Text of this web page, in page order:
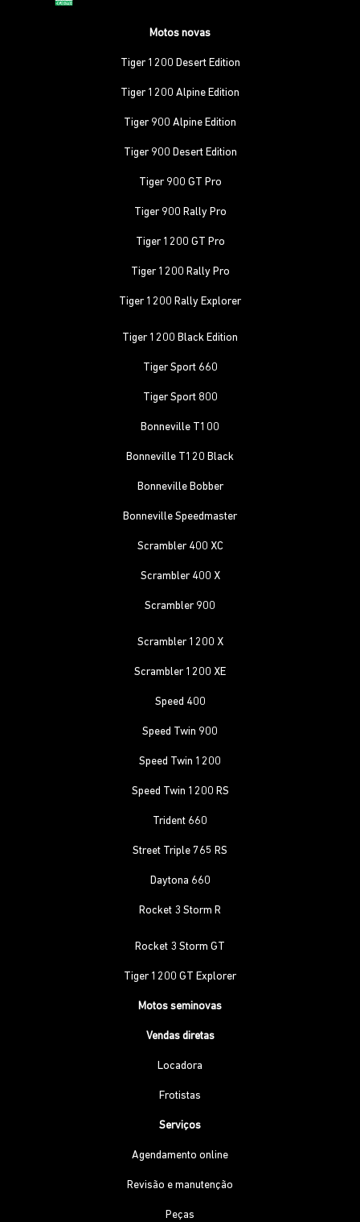
Motos novas
Tiger 1200 Desert Edition
Tiger 1200 Alpine Edition
Tiger 900 Alpine Edition
Tiger 900 Desert Edition
Tiger 900 GT Pro
Tiger 900 Rally Pro
Tiger 1200 GT Pro
Tiger 1200 Rally Pro
Tiger 1200 Rally Explorer
Tiger 1200 Black Edition
Tiger Sport 660
Tiger Sport 800
Bonneville T100
Bonneville T120 Black
Bonneville Bobber
Bonneville Speedmaster
Scrambler 400 XC
Scrambler 400 X
Scrambler 900
Scrambler 1200 X
Scrambler 1200 XE
Speed 400
Speed Twin 900
Speed Twin 1200
Speed Twin 1200 RS
Trident 660
Street Triple 765 RS
Daytona 660
Rocket 3 Storm R
Rocket 3 Storm GT
Tiger 1200 GT Explorer
Motos seminovas
Vendas diretas
Locadora
Frotistas
Serviços
Agendamento online
Revisão e manutenção
Peças